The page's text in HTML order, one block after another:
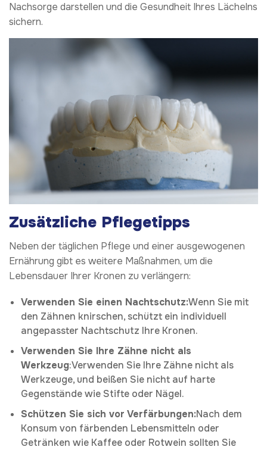
Nachsorge darstellen und die Gesundheit Ihres Lächelns
sichern.
Zusätzliche Pflegetipps
Neben der täglichen Pflege und einer ausgewogenen
Ernährung gibt es weitere Maßnahmen, um die
Lebensdauer Ihrer Kronen zu verlängern:
Verwenden Sie einen Nachtschutz:Wenn Sie mit
den Zähnen knirschen, schützt ein individuell
angepasster Nachtschutz Ihre Kronen.
Verwenden Sie Ihre Zähne nicht als
Werkzeug:Verwenden Sie Ihre Zähne nicht als
Werkzeuge, und beißen Sie nicht auf harte
Gegenstände wie Stifte oder Nägel.
Schützen Sie sich vor Verfärbungen:Nach dem
Konsum von färbenden Lebensmitteln oder
Getränken wie Kaffee oder Rotwein sollten Sie